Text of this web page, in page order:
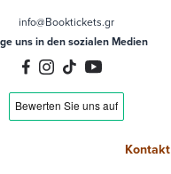
info@Booktickets.gr
uns in den sozialen Medien
Kontakt